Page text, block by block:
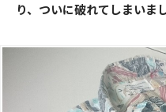
り、ついに破れてしまいま